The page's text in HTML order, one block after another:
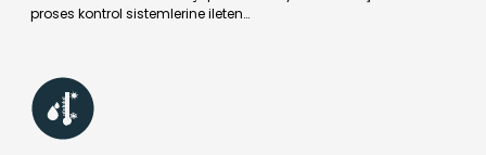
proses kontrol sistemlerine ileten…